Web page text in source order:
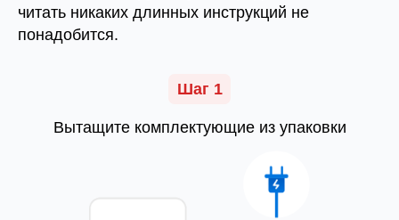
читать никаких длинных инструкций не
понадобится.
Шаг 1
Вытащите комплектующие из упаковки